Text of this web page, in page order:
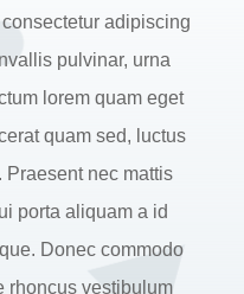
adipiscing
pulvinar, urna
lorem quam eget
quam sed, luctus
Praesent nec mattis
porta aliquam a id
Donec commodo
rhoncus vestibulum